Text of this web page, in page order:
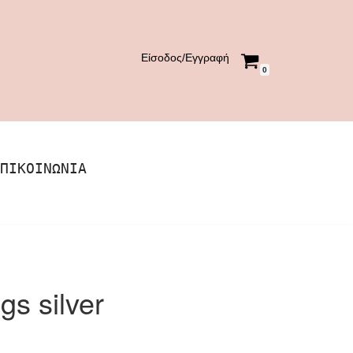
Είσοδος/Εγγραφή
0
silver